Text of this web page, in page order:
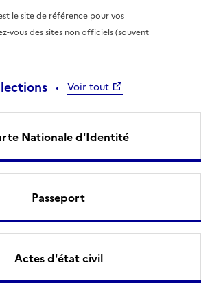
le site de référence pour vos
vous des sites non officiels (souvent
Voir tout
Nationale d'Identité
Passeport
Actes d'état civil